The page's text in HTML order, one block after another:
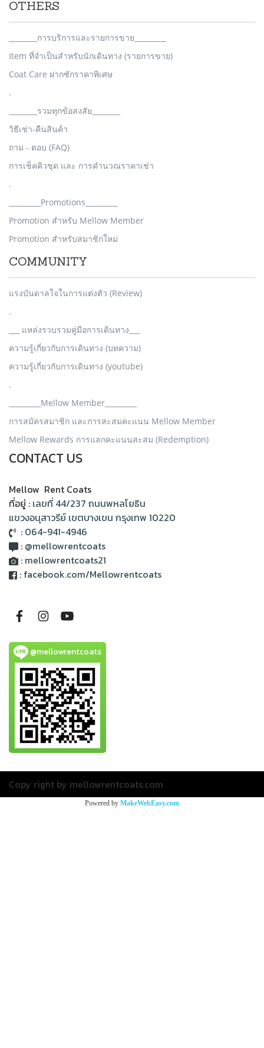
OTHERS
________การบริการและรายการขาย_________
Item ที่จำเป็นสำหรับนักเดินทาง (รายการขาย)
Coat Care ฝากซักราคาพิเศษ
.
________รวมทุกข้อสงสัย________
วิธีเช่า-คืนสินค้า
ถาม - ตอบ (FAQ)
การเช็คคิวชุด และ การคำนวณราคาเช่า
.
_________Promotions_________
Promotion สำหรับ Mellow Member
Promotion สำหรับสมาชิกใหม่
COMMUNITY
แรงบันดาลใจในการแต่งตัว (Review)
.
___ แหล่งรวบรวมคู่มือการเดินทาง___
ความรู้เกี่ยวกับการเดินทาง (บทความ)
ความรู้เกี่ยวกับการเดินทาง (youtube)
.
_________Mellow Member_________
การสมัครสมาชิก และการสะสมคะแนน Mellow Member
Mellow Rewards การแลกคะแนนสะสม (Redemption)
CONTACT US
Mellow Rent Coats
ที่อยู่ : เลขที่ 44/237 ถนนพหลโยธิน
แขวงอนุสาวรีย์ เขตบางเขน กรุงเทพ 10220
: 064-941-4946
: @mellowrentcoats
: mellowrentcoats21
: facebook.com/Mellowrentcoats
@mellowrentcoats
Copy right by mellowrentcoats.com
Powered by MakeWebEasy.com